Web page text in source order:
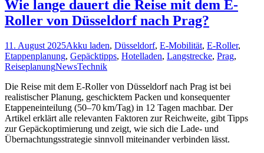
Wie lange dauert die Reise mit dem E-
Roller von Düsseldorf nach Prag?
11. August 2025Akku laden, Düsseldorf, E-Mobilität, E-Roller,
Etappenplanung, Gepäcktipps, Hotelladen, Langstrecke, Prag,
ReiseplanungNewsTechnik
Die Reise mit dem E-Roller von Düsseldorf nach Prag ist bei
realistischer Planung, geschicktem Packen und konsequenter
Etappeneinteilung (50–70 km/Tag) in 12 Tagen machbar. Der
Artikel erklärt alle relevanten Faktoren zur Reichweite, gibt Tipps
zur Gepäckoptimierung und zeigt, wie sich die Lade- und
Übernachtungsstrategie sinnvoll miteinander verbinden lässt.